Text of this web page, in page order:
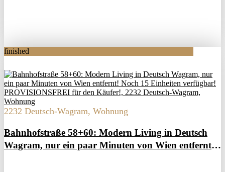
finished
2232 Deutsch-Wagram, Wohnung
Bahnhofstraße 58+60: Modern Living in Deutsch
Wagram, nur ein paar Minuten von Wien entfernt!